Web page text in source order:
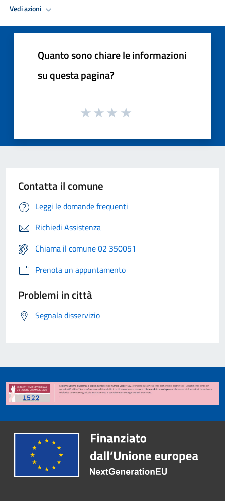
Vedi azioni
Quanto sono chiare le informazioni
su questa pagina?
Contatta il comune
Leggi le domande frequenti
Richiedi Assistenza
Chiama il comune 02 350051
Prenota un appuntamento
Problemi in città
Segnala disservizio